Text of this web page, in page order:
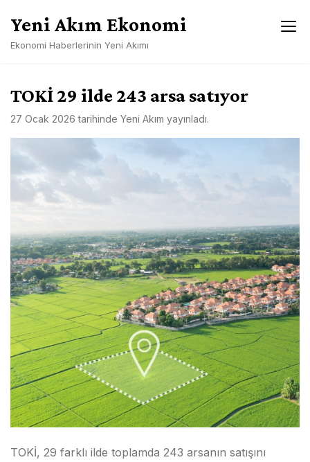
content
Yeni Akım Ekonomi
Ekonomi Haberlerinin Yeni Akımı
TOKİ 29 ilde 243 arsa satıyor
27 Ocak 2026 tarihinde Yeni Akım yayınladı.
TOKİ, 29 farklı ilde toplamda 243 arsanın satışını